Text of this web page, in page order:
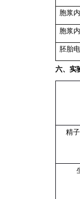
胞浆
胞浆
胚胎
六、实
精